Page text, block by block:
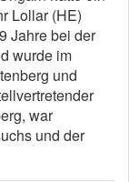
Lollar (HE)
Jahre bei der
wurde im
und
war
und der